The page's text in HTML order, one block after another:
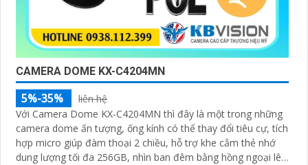
CAMERA DOME KX-C4204MN
5%-35%
liên hệ
Với Camera Dome KX-C4204MN thì đây là một trong những
camera dome ấn tượng, ống kính có thể thay đổi tiêu cự, tích
hợp micro giúp đàm thoại 2 chiều, hỗ trợ khe cắm thẻ nhớ
dung lượng tối đa 256GB, nhìn ban đêm bằng hồng ngoại lên